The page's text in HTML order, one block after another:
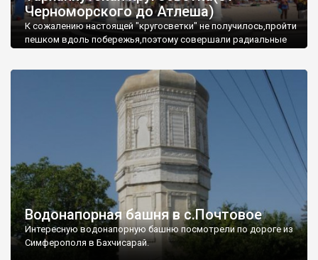
Черноморского до Атлеша)
К сожалению настоящей "кругосветки" не получилось,пройти
пешком вдоль побережья,поэтому совершали радиальные
Водонапорная башня в с.Почтовое
Интересную водонапорную башню посмотрели по дороге из
Симферополя в Бахчисарай.